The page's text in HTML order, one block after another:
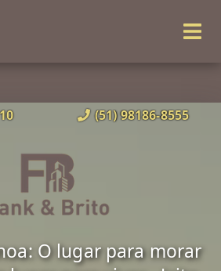
(51) 98186-8555
O lugar para morar